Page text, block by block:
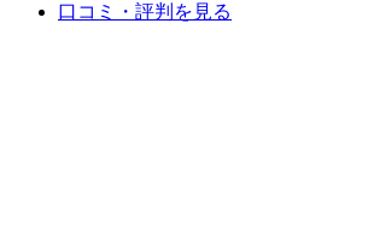
口コミ・評判を見る